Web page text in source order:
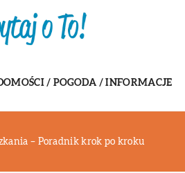
/ POGODA / INFORMACJE
– Poradnik krok po kroku